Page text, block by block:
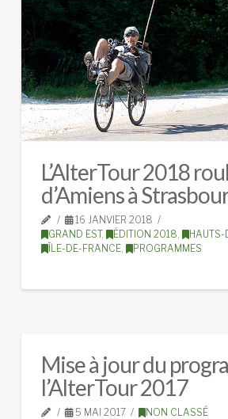
L’AlterTour 2018
d’Amiens à
16 JANVIER 2018
GRAND EST, ÉDITION 2018 HAUTS-
ÎLE-DE-FRANCE, PROGRAMMES
Mise à jour du
l’AlterTour 2017
5 MAI 2017 NON CLASSÉ